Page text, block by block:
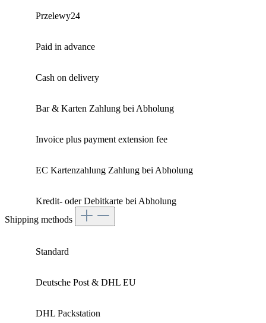
Przelewy24
Paid in advance
Cash on delivery
Bar & Karten Zahlung bei Abholung
Invoice plus payment extension fee
EC Kartenzahlung Zahlung bei Abholung
Kredit- oder Debitkarte bei Abholung
Shipping methods
Standard
Deutsche Post & DHL EU
DHL Packstation